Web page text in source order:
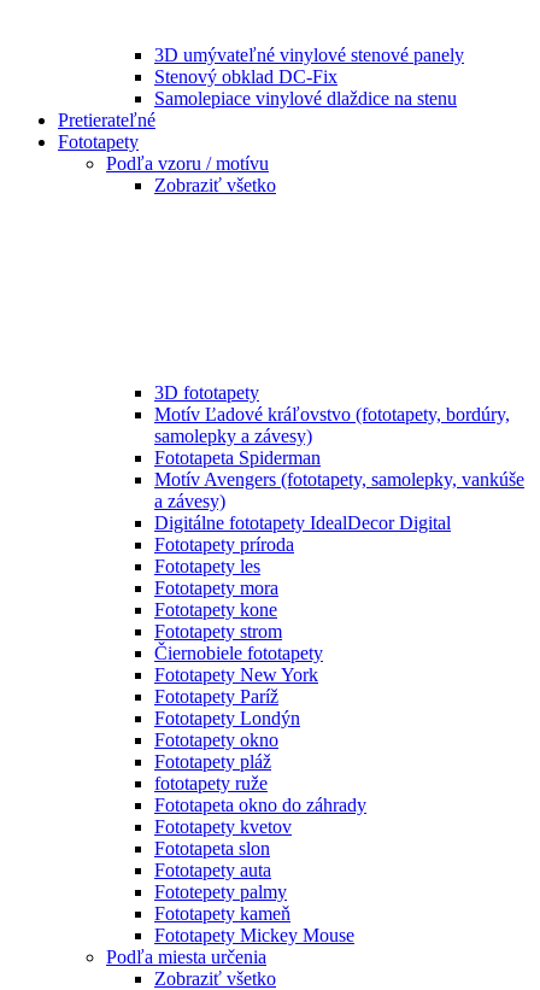
3D umývateľné vinylové stenové panely
Stenový obklad DC-Fix
Samolepiace vinylové dlaždice na stenu
Pretierateľné
Fototapety
Podľa vzoru / motívu
Zobraziť všetko
3D fototapety
Motív Ľadové kráľovstvo (fototapety, bordúry,
samolepky a závesy)
Fototapeta Spiderman
Motív Avengers (fototapety, samolepky, vankúše
a závesy)
Digitálne fototapety IdealDecor Digital
Fototapety príroda
Fototapety les
Fototapety mora
Fototapety kone
Fototapety strom
Čiernobiele fototapety
Fototapety New York
Fototapety Paríž
Fototapety Londýn
Fototapety okno
Fototapety pláž
fototapety ruže
Fototapeta okno do záhrady
Fototapety kvetov
Fototapeta slon
Fototapety auta
Fototepety palmy
Fototapety kameň
Fototapety Mickey Mouse
Podľa miesta určenia
Zobraziť všetko